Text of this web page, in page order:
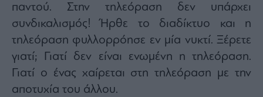
παντού. Στην τηλεόραση δεν υπάρχει
συνδικαλισμός! Ήρθε το διαδίκτυο και η
τηλεόραση φυλλορρόησε εν μία νυκτί. Ξέρετε
γιατί; Γιατί δεν είναι ενωμένη η τηλεόραση.
Γιατί ο ένας χαίρεται στη τηλεόραση με την
αποτυχία του άλλου.